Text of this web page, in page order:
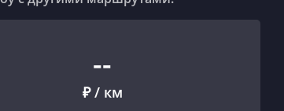
--
₽/ км